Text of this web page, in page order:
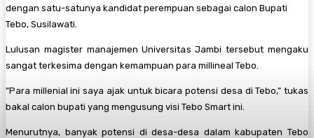
dengan satu-satunya kandidat perempuan sebagai calon Bupati
Tebo, Susilawati.
Lulusan magister manajemen Universitas Jambi tersebut mengaku
sangat terkesima dengan kemampuan para millineal Tebo.
”Para millenial ini saya ajak untuk bicara potensi desa di Tebo,” tukas
bakal calon bupati yang mengusung visi Tebo Smart ini.
Menurutnya, banyak potensi di desa-desa dalam kabupaten Tebo